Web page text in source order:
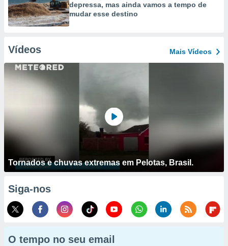
depressa, mas ainda vamos a tempo de
mudar esse destino
Vídeos Mais Vídeos
Tornados e chuvas extremas em Pelotas, Brasil.
Siga-nos
O tempo no seu email